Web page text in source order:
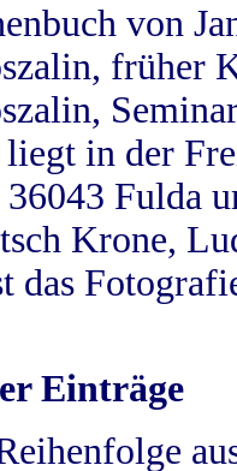
von
früher
in der
Fulda
Krone,
das
Einträge